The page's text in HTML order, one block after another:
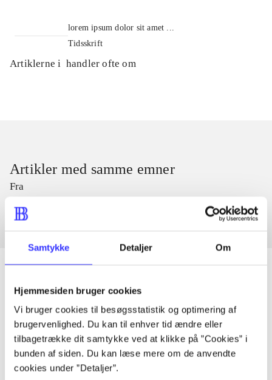
Samtykke Detaljer Om
Hjemmesiden bruger cookies
Vi bruger cookies til besøgsstatistik og optimering af
brugervenlighed. Du kan til enhver tid ændre eller
tilbagetrække dit samtykke ved at klikke på ”Cookies” i
bunden af siden. Du kan læse mere om de anvendte
cookies under ”Detaljer”.
lorem ipsum dolor sit amet ...
Tidsskrift
Artiklerne i handler ofte om
Artikler med samme emner
Fra
Artikler
Alle registrerede artikler fordelt på udgivelser
...